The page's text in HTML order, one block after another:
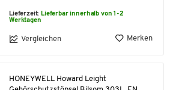
Lieferzeit:Lieferbar innerhalb von 1-2
Werktagen
Vergleichen Merken
HONEYWELL Howard Leight